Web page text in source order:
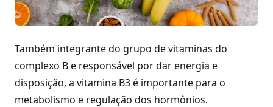
Também integrante do grupo de vitaminas do
complexo B e responsável por dar energia e
disposição, a vitamina B3 é importante para o
metabolismo e regulação dos hormônios.